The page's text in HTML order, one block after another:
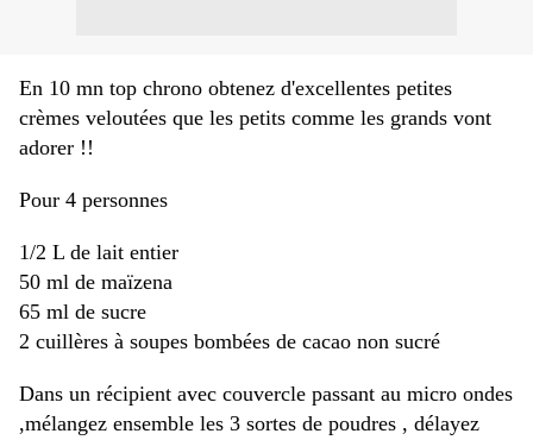
En 10 mn top chrono obtenez d'excellentes petites
crèmes veloutées que les petits comme les grands vont
adorer !!
Pour 4 personnes
1/2 L de lait entier
50 ml de maïzena
65 ml de sucre
2 cuillères à soupes bombées de cacao non sucré
Dans un récipient avec couvercle passant au micro ondes
,mélangez ensemble les 3 sortes de poudres , délayez